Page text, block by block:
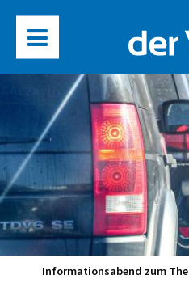
Informationsabend zum